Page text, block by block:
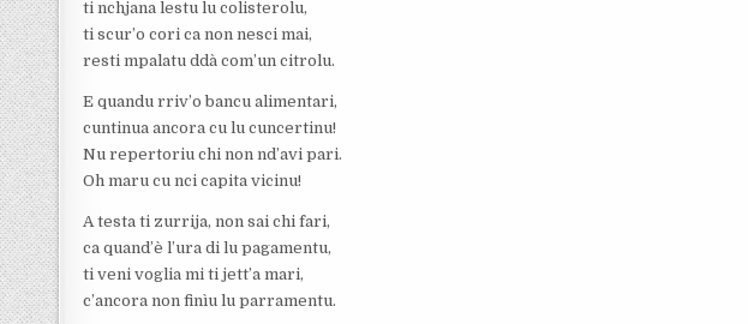
ti nchjana lestu lu colisterolu,
ti scur’o cori ca non nesci mai,
resti mpalatu ddà com’un citrolu.
E quandu rriv’o bancu alimentari,
cuntinua ancora cu lu cuncertinu!
Nu repertoriu chi non nd’avi pari.
Oh maru cu nci capita vicinu!
A testa ti zurrija, non sai chi fari,
ca quand’è l’ura di lu pagamentu,
ti veni voglia mi ti jett’a mari,
c’ancora non finìu lu parramentu.